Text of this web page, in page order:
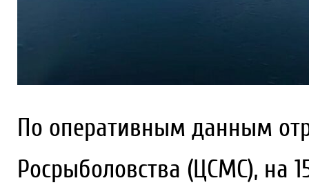
По оперативным данным
Росрыболовства (ЦСМС), на